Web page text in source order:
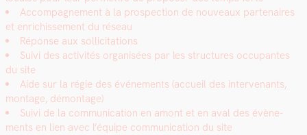
Accom­pa­g­ne­ment à la prospec­tion de nou­veaux parte­naires
et enrichisse­ment du réseau
Réponse aux sol­lic­i­ta­tions
Suivi des activ­ités organ­isées par les struc­tures occu­pantes
du site
Aide sur la régie des événe­ments (accueil des inter­venants,
mon­tage, démon­tage)
Suivi de la com­mu­ni­ca­tion en amont et en aval des évène­
ments en lien avec l’équipe com­mu­ni­ca­tion du site